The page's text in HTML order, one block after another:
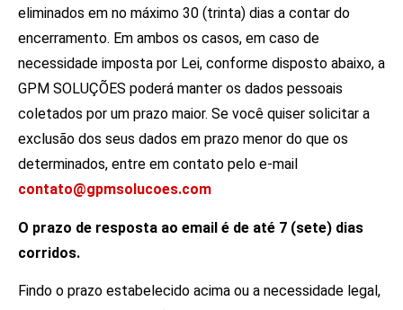
eliminados em no máximo 30 (trinta) dias a contar do
encerramento. Em ambos os casos, em caso de
necessidade imposta por Lei, conforme disposto abaixo, a
GPM SOLUÇÕES poderá manter os dados pessoais
coletados por um prazo maior. Se você quiser solicitar a
exclusão dos seus dados em prazo menor do que os
determinados, entre em contato pelo e-mail
contato@gpmsolucoes.com
O prazo de resposta ao email é de até 7 (sete) dias
corridos.
Findo o prazo estabelecido acima ou a necessidade legal,